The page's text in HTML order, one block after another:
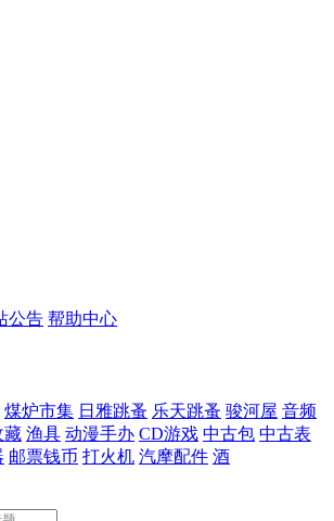
公告 帮助中心
煤炉市集 日雅跳蚤 乐天跳蚤 骏河屋 音频
藏 渔具 动漫手办 CD游戏 中古包 中古表
邮票钱币 打火机 汽摩配件 酒